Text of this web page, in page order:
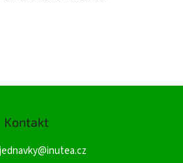
Kontakt
@inutea.cz